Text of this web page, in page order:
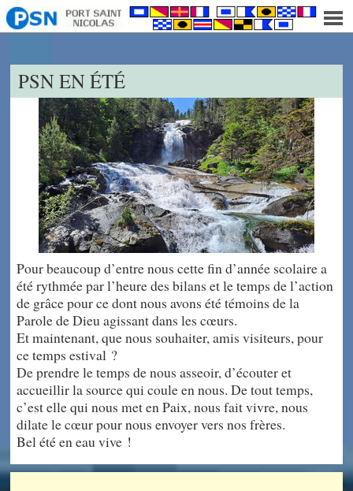
PSN EN ÉTÉ
Pour beaucoup d’entre nous cette fin d’année scolaire a
été rythmée par l’heure des bilans et le temps de l’action
de grâce pour ce dont nous avons été témoins de la
Parole de Dieu agissant dans les cœurs.
Et maintenant, que nous souhaiter, amis visiteurs, pour
ce temps estival ?
De prendre le temps de nous asseoir, d’écouter et
accueillir la source qui coule en nous. De tout temps,
c’est elle qui nous met en Paix, nous fait vivre, nous
dilate le cœur pour nous envoyer vers nos frères.
Bel été en eau vive !